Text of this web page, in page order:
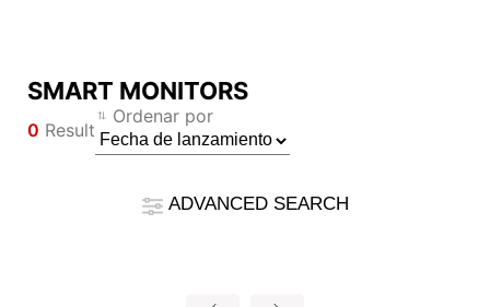
SMART MONITORS
0 Result
Ordenar por
ADVANCED SEARCH
Compare Result
*Las diferencias están marcadas en rojo.
Filter
{{feature}}